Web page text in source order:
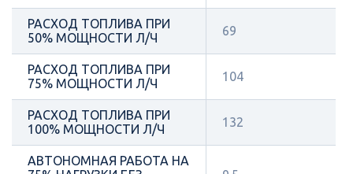
РАСХОД ТОПЛИВА ПРИ
50% МОЩНОСТИ Л/Ч
69
РАСХОД ТОПЛИВА ПРИ
75% МОЩНОСТИ Л/Ч
104
РАСХОД ТОПЛИВА ПРИ
100% МОЩНОСТИ Л/Ч
132
АВТОНОМНАЯ РАБОТА НА